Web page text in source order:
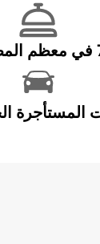
المستأجرة